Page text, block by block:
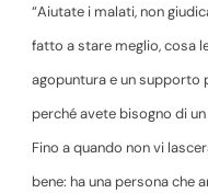
“Aiutate i malati, non
fatto a stare meglio, cosa
agopuntura e un supporto
perché avete bisogno di
Fino a quando non vi
bene: ha una persona che